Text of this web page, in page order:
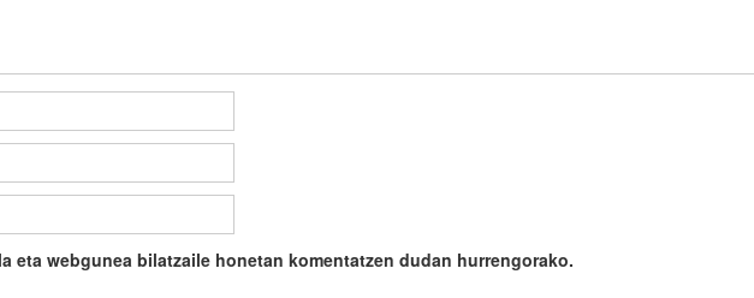
eta webgunea bilatzaile honetan komentatzen dudan hurrengorako.